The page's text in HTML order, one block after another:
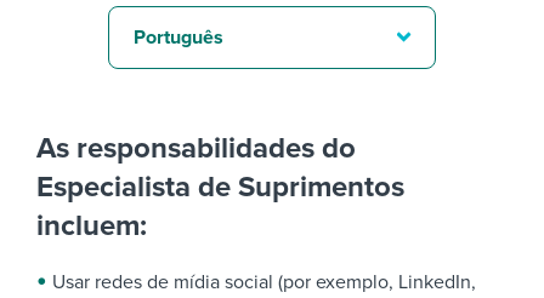
As responsabilidades do
Especialista de Suprimentos
incluem:
Usar redes de mídia social (por exemplo, LinkedIn,
Português